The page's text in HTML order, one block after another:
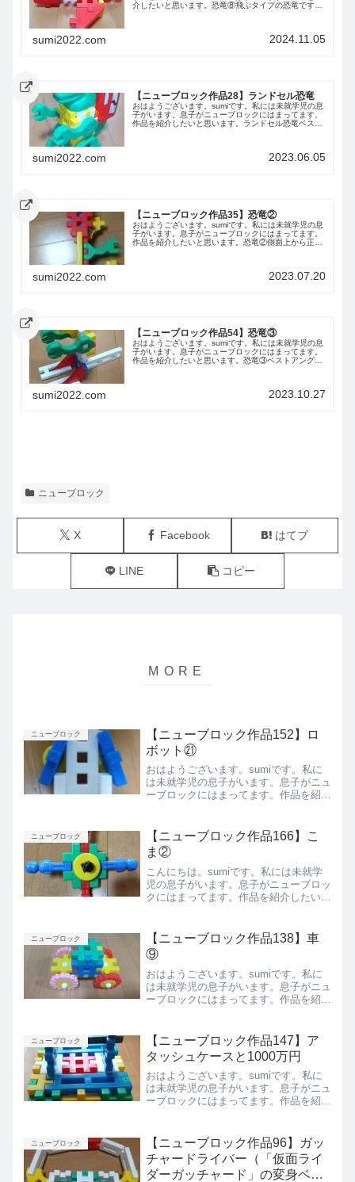
介したいと思います。恐竜⑧飛ぶタイプの恐竜です。
sumi2022.com 2024.11.05
【ニューブロック作品28】ランドセル恐竜
おはようございます。sumiです。私には未就学児の息
子がいます。息子がニューブロックにはまってます。
作品を紹介したいと思います。ランドセル恐竜ベスト
sumi2022.com 2023.06.05
【ニューブロック作品35】恐竜②
おはようございます。sumiです。私には未就学児の息
子がいます。息子がニューブロックにはまってます。
作品を紹介したいと思います。恐竜②側面上から正面
sumi2022.com 2023.07.20
【ニューブロック作品54】恐竜③
おはようございます。sumiです。私には未就学児の息
子がいます。息子がニューブロックにはまってます。
作品を紹介したいと思います。恐竜③ベストアングル
sumi2022.com 2023.10.27
ニューブロック
X Facebook はてブ
LINE コピー
ニューブロック
【ニューブロック作品152】ロ
ボット㉑
おはようございます。sumiです。私に
は未就学児の息子がいます。息子がニュ
ーブロックにはまってます。作品を紹介
ったロボット㉑を紹介しました。また紹
介します。
ニューブロック
【ニューブロック作品166】こ
ま②
こんにちは。sumiです。私には未就学
児の息子がいます。息子がニューブロッ
クにはまってます。作品を紹介したいと
また紹介します。
ニューブロック
【ニューブロック作品138】車
⑨
おはようございます。sumiです。私に
は未就学児の息子がいます。息子がニュ
ーブロックにはまってます。作品を紹介
った車⑨を紹介しました。また紹介しま
す。
ニューブロック
【ニューブロック作品147】ア
タッシュケースと1000万円
おはようございます。sumiです。私に
は未就学児の息子がいます。息子がニュ
ーブロックにはまってます。作品を紹介
ると中から札束（白いブロック）が！ア
タッシュケースと100...
ニューブロック
【ニューブロック作品96】ガッ
チャードライバー（「仮面ライ
ダーガッチャード」の変身ベル